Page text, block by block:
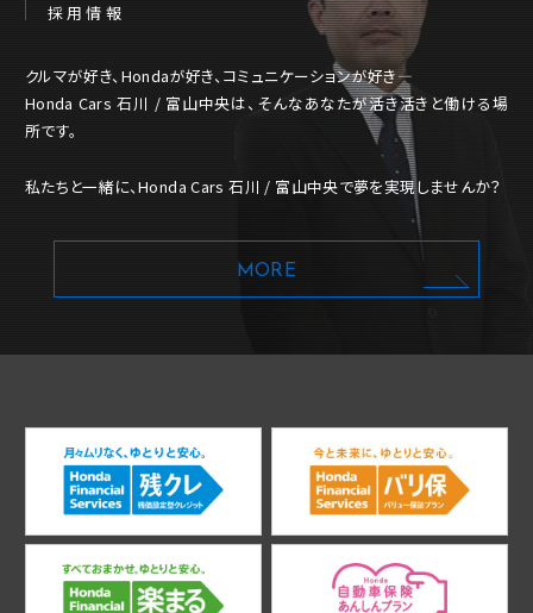
採用情報
クルマが好き、Hondaが好き、コミュニケーションが好き―
Honda Cars 石川 / 富山中央は、そんなあなたが活き活きと働ける場
所です。
私たちと一緒に、Honda Cars 石川 / 富山中央で夢を実現しませんか？
MORE